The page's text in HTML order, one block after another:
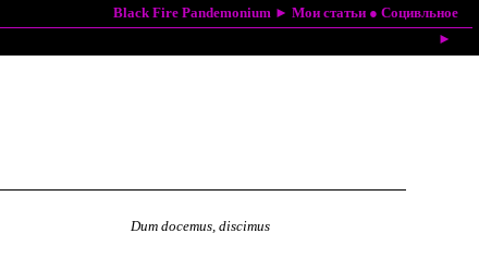
Black Fire Pandemonium ►Мои статьи ●Социвльное
►
Dum docemus, discimus